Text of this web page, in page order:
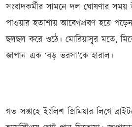
সংবাদকর্মীর সামনে দল ঘোষণার সময়
পাওয়ার হতাশায় আবেগপ্রবণ হয়ে
ছলছল করে ওঠে। মোরিয়াসুর মতে,
জাপান এক ‘বড় ভরসা’কে হারাল।
গত সপ্তাহে ইংলিশ প্রিমিয়ার লিগে